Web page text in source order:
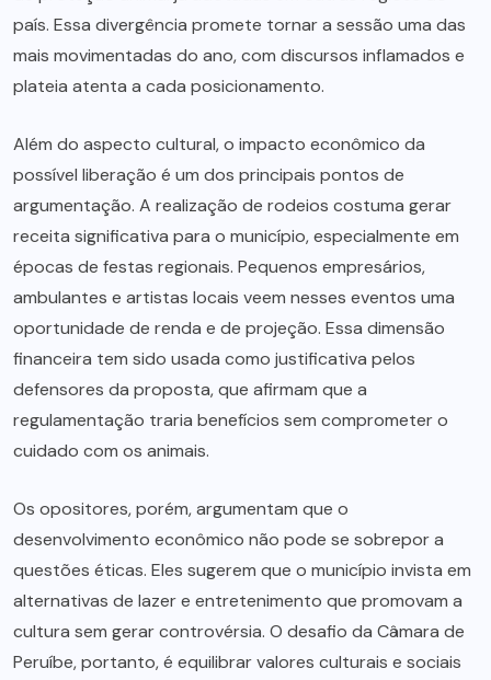
país. Essa divergência promete tornar a sessão uma das
mais movimentadas do ano, com discursos inflamados e
plateia atenta a cada posicionamento.
Além do aspecto cultural, o impacto econômico da
possível liberação é um dos principais pontos de
argumentação. A realização de rodeios costuma gerar
receita significativa para o município, especialmente em
épocas de festas regionais. Pequenos empresários,
ambulantes e artistas locais veem nesses eventos uma
oportunidade de renda e de projeção. Essa dimensão
financeira tem sido usada como justificativa pelos
defensores da proposta, que afirmam que a
regulamentação traria benefícios sem comprometer o
cuidado com os animais.
Os opositores, porém, argumentam que o
desenvolvimento econômico não pode se sobrepor a
questões éticas. Eles sugerem que o município invista em
alternativas de lazer e entretenimento que promovam a
cultura sem gerar controvérsia. O desafio da Câmara de
Peruíbe, portanto, é equilibrar valores culturais e sociais